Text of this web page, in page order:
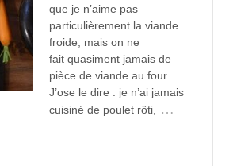
que je n’aime pas
particulièrement la viande
froide, mais on ne
fait quasiment jamais de
pièce de viande au four.
J’ose le dire : je n’ai jamais
cuisiné de poulet rôti,
…